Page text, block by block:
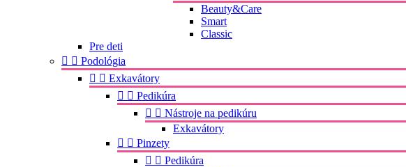
Beauty&Care
Smart
Classic
Pre deti
  Podológia
  Exkavátory
  Pedikúra
  Nástroje na pedikúru
Exkavátory
  Pinzety
  Pedikúra